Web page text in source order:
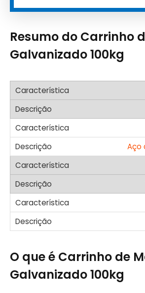
Resumo do Carrinho
Galvanizado 100kg
Aço
O que é Carrinho de
Galvanizado 100kg